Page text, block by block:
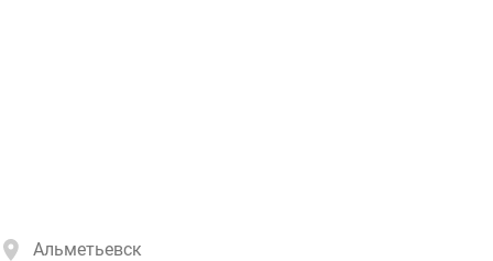
Альметьевск